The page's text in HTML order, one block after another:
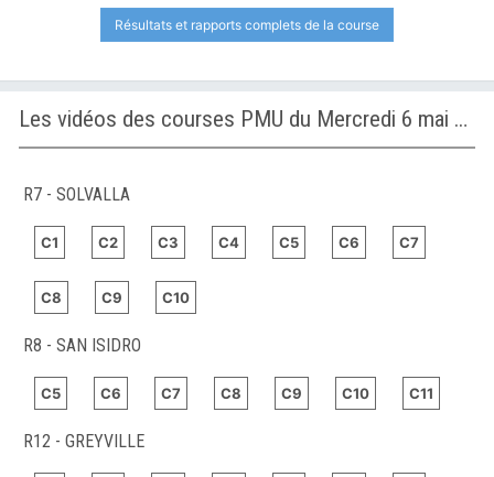
Résultats et rapports complets de la course
Les vidéos des courses PMU du Mercredi 6 mai 2026
R7 - SOLVALLA
C1 C2 C3 C4 C5 C6 C7
C8 C9 C10
R8 - SAN ISIDRO
C5 C6 C7 C8 C9 C10 C11
R12 - GREYVILLE